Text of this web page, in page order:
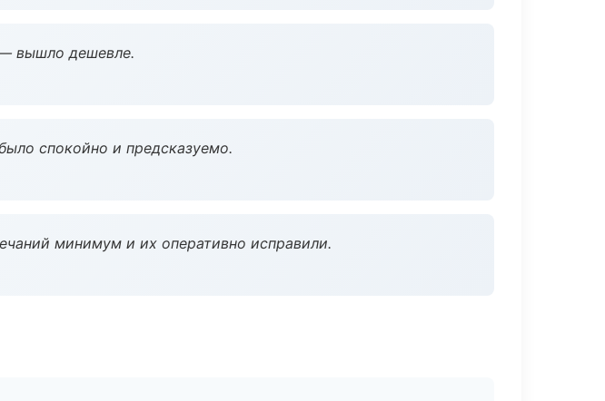
вышло дешевле.
спокойно и предсказуемо.
минимум и их оперативно исправили.